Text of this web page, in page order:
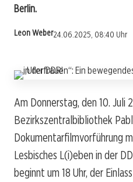
Berlin.
Leon Weber24.06.2025, 08:40 Uhr
Am Donnerstag, den 10. Juli
Bezirkszentralbibliothek
Dokumentarfilmvorführung
Lesbisches L(i)eben in der
beginnt um 18 Uhr, der